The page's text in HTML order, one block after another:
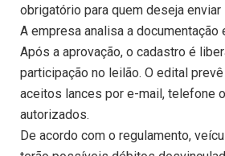
obrigatório para quem deseja enviar
A empresa analisa a documentação
Após a aprovação, o cadastro é
participação no leilão. O edital
aceitos lances por e-mail, telefone
autorizados.
De acordo com o regulamento,